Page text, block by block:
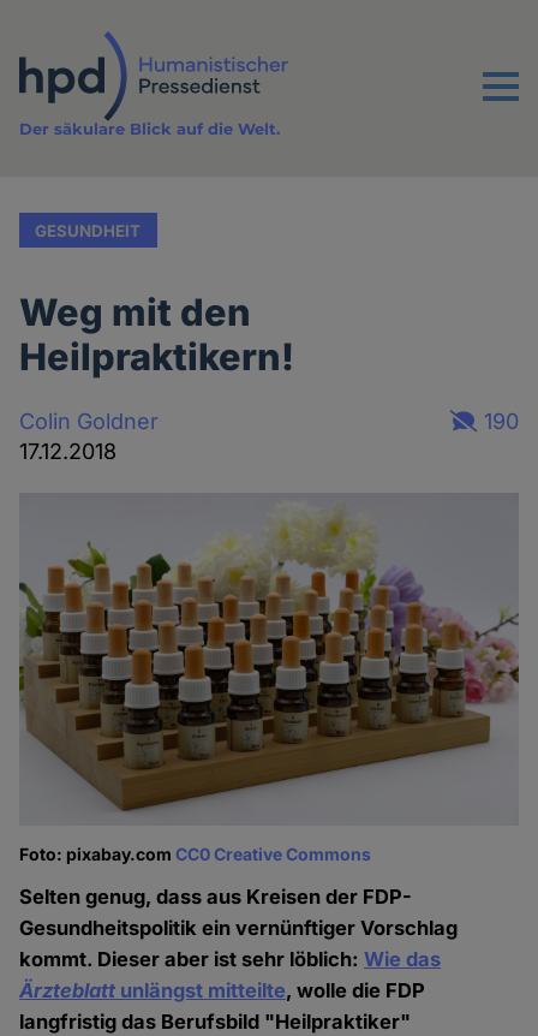
Inhalt
Menu
Der säkulare Blick auf die Welt.
GESUNDHEIT
Weg mit den
Heilpraktikern!
Colin Goldner
17.12.2018
190
Foto: pixabay.comCC0 Creative Commons
Selten genug, dass aus Kreisen der FDP-
Gesundheitspolitik ein vernünftiger Vorschlag
kommt. Dieser aber ist sehr löblich:Wie das
Ärzteblatt unlängst mitteilte, wolle die FDP
langfristig das Berufsbild "Heilpraktiker"